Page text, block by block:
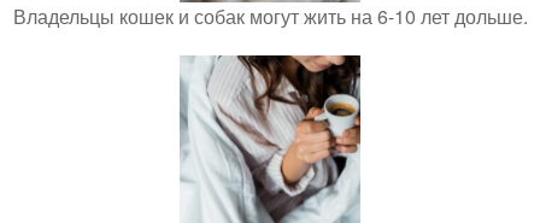
Владельцы кошек и собак могут жить на 6-10 лет дольше.